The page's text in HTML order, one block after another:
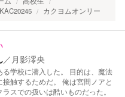
KAC20245 カクヨムオンリー
／ 月影澪央
学校に潜入した。 目的は、魔法
触するためだ。 俺は宮間ノアと
スでの扱いは酷いものだった。